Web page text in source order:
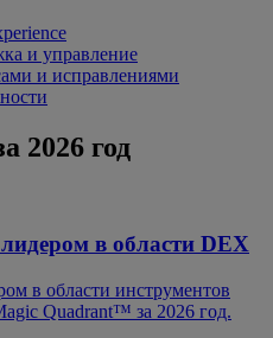
и управление
и исправлениями
2026 год
в области DEX
в области инструментов
Quadrant™ за 2026 год.